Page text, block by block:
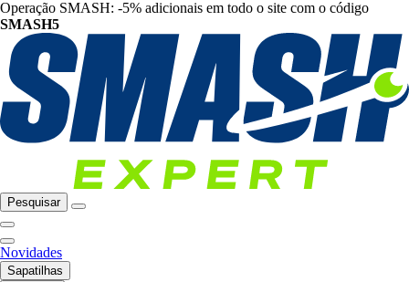
Operação SMASH: -5% adicionais em todo o site com o código
SMASH5
Pesquisar
Novidades
Sapatilhas